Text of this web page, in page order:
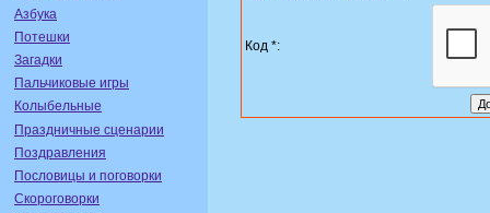
Азбука
Потешки
Загадки
Пальчиковые игры
Колыбельные
Праздничные сценарии
Поздравления
Пословицы и поговорки
Скороговорки
Код *: